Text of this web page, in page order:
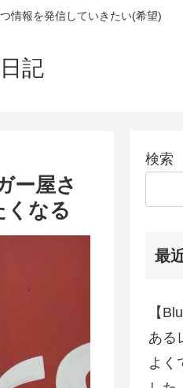
情報を発信していきたい(希望)
記
ー屋さ
くなる
検索
最
【
ある
よく